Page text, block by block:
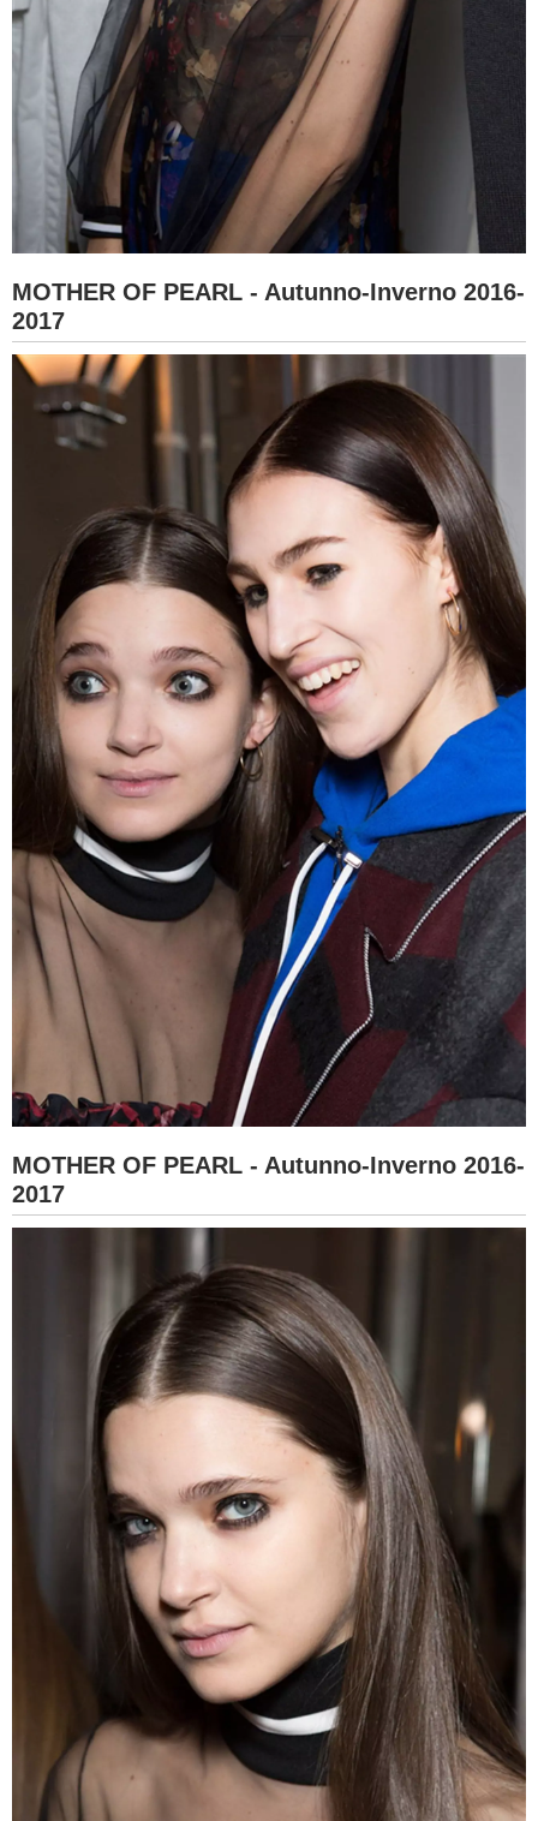
MOTHER OF PEARL - Autunno-Inverno 2016-
2017
MOTHER OF PEARL - Autunno-Inverno 2016-
2017